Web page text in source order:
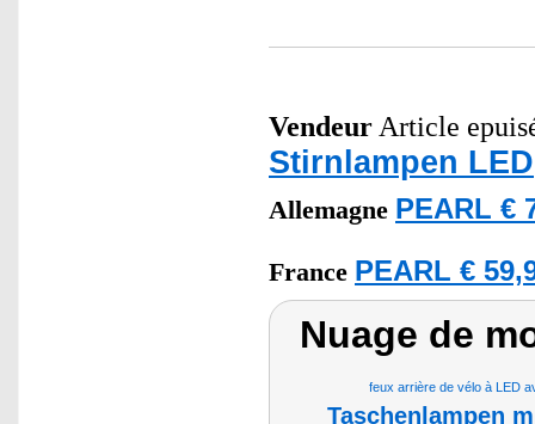
Vendeur Article
Stirnlampen LED
Allemagne PEARL €
France PEARL €
Nuage de
feux arrière de vélo à LED
Taschenlampen